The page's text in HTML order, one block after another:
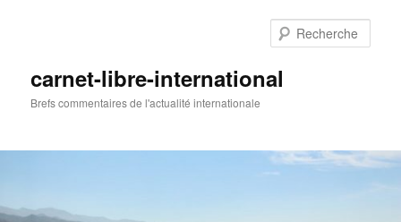
carnet-libre-international
Brefs commentaires de l'actualité internationale